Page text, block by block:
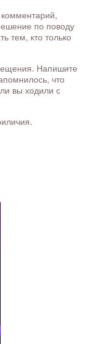
по поводу
тем, кто только
Напишите
что
вы ходили с